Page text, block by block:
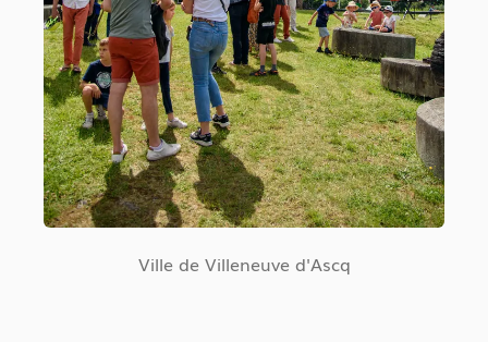
Ville de Villeneuve d'Ascq